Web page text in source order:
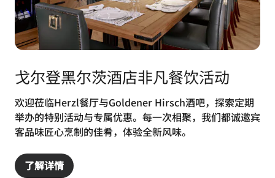
戈尔登黑尔茨酒店非凡餐饮活动
欢迎莅临Herzl餐厅与Goldener Hirsch酒吧，探索定期
举办的特别活动与专属优惠。每一次相聚，我们都诚邀宾
客品味匠心烹制的佳肴，体验全新风味。
了解详情